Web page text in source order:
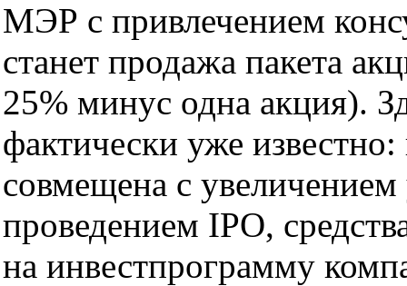
МЭР с привлечением
станет продажа пакета
25% минус одна акция).
фактически уже
совмещена с увеличением
проведением IPO,
на инвестпрограмму